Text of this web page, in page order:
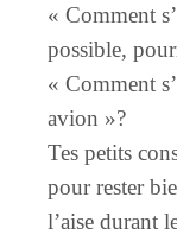
« Comment
possible,
« Comment
avion »?
Tes petits
pour rester
l’aise durant